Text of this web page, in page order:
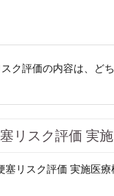
ク評価の内容は、ど
リスク評価 実
塞リスク評価 実施医